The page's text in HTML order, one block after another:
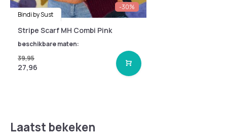
-30%
Bindi by Sust
Stripe Scarf MH Combi Pink
beschikbare maten:
39,95
27,96
Laatst bekeken